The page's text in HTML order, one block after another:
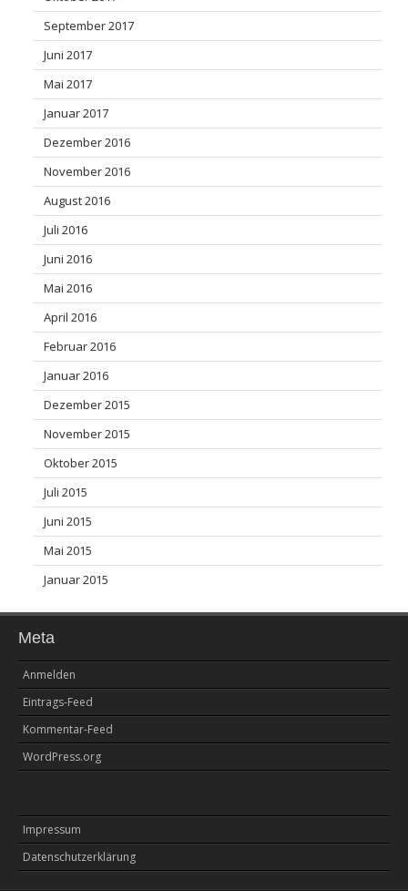
September 2017
Juni 2017
Mai 2017
Januar 2017
Dezember 2016
November 2016
August 2016
Juli 2016
Juni 2016
Mai 2016
April 2016
Februar 2016
Januar 2016
Dezember 2015
November 2015
Oktober 2015
Juli 2015
Juni 2015
Mai 2015
Januar 2015
Meta
Anmelden
Eintrags-Feed
Kommentar-Feed
WordPress.org
Impressum
Datenschutzerklärung